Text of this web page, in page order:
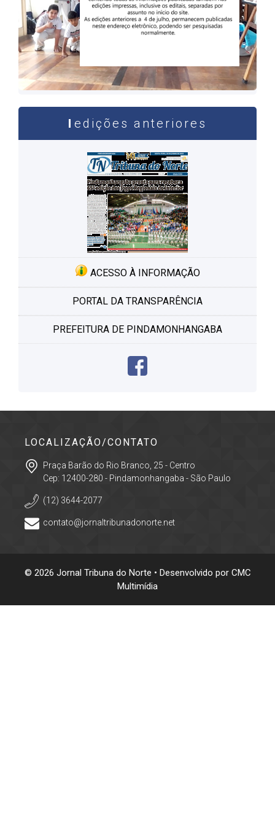
edições anteriores
ACESSO À INFORMAÇÃO
PORTAL DA TRANSPARÊNCIA
PREFEITURA DE PINDAMONHANGABA
LOCALIZAÇÃO/CONTATO
Praça Barão do Rio Branco, 25 - Centro
Cep: 12400-280 - Pindamonhangaba - São Paulo
(12) 3644-2077
contato@jornaltribunadonorte.net
© 2026 Jornal Tribuna do Norte • Desenvolvido por CMC
Multimídia